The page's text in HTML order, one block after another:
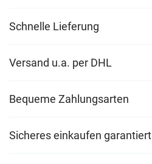
Schnelle Lieferung
Versand u.a. per DHL
Bequeme Zahlungsarten
Sicheres einkaufen garantiert